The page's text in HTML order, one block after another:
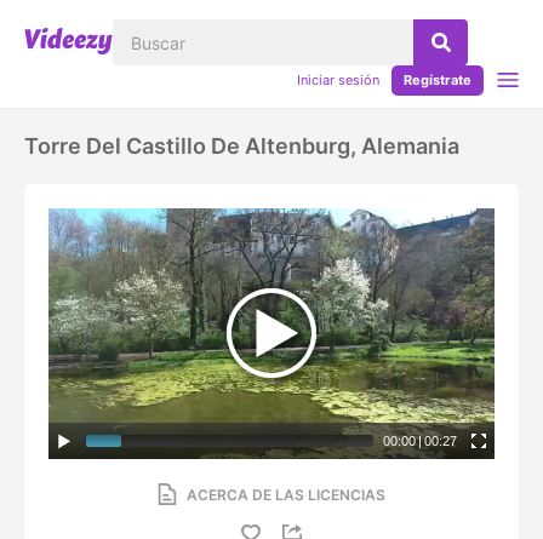
Iniciar sesión Regístrate
Torre Del Castillo De Altenburg, Alemania
00:00|00:27
ACERCA DE LAS LICENCIAS